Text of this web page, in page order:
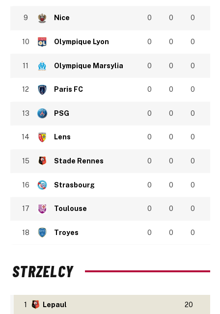
9 Nice 0 0 0
10 Olympique Lyon 0 0 0
11 Olympique Marsylia 0 0 0
12 Paris FC 0 0 0
13 PSG 0 0 0
14 Lens 0 0 0
15 Stade Rennes 0 0 0
16 Strasbourg 0 0 0
17 Toulouse 0 0 0
18 Troyes 0 0 0
STRZELCY
1 Lepaul 20